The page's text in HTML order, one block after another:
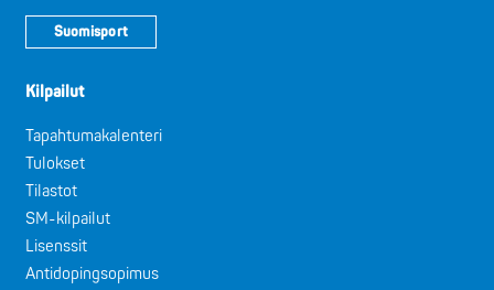
Suomisport
Kilpailut
Tapahtumakalenteri
Tulokset
Tilastot
SM-kilpailut
Lisenssit
Antidopingsopimus